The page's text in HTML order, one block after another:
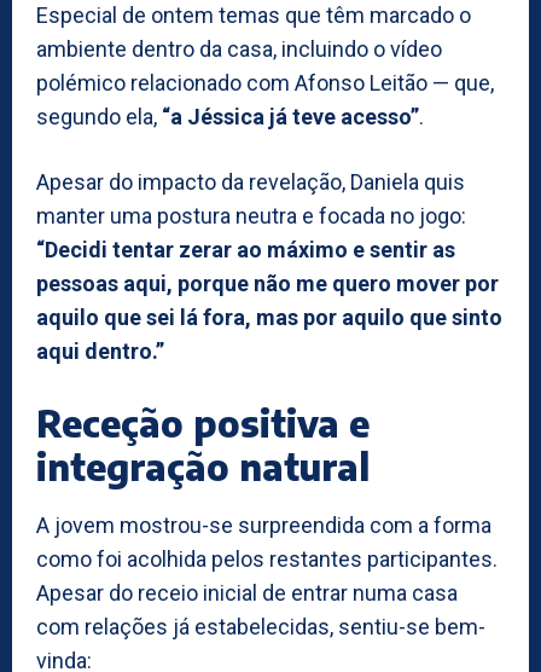
Especial de ontem temas que têm marcado o
ambiente dentro da casa, incluindo o vídeo
polémico relacionado com Afonso Leitão — que,
segundo ela, “a Jéssica já teve acesso”.
Apesar do impacto da revelação, Daniela quis
manter uma postura neutra e focada no jogo:
“Decidi tentar zerar ao máximo e sentir as
pessoas aqui, porque não me quero mover por
aquilo que sei lá fora, mas por aquilo que sinto
aqui dentro.”
Receção positiva e
integração natural
A jovem mostrou-se surpreendida com a forma
como foi acolhida pelos restantes participantes.
Apesar do receio inicial de entrar numa casa
com relações já estabelecidas, sentiu-se bem-
vinda: